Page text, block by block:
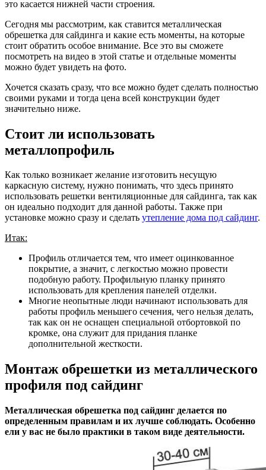
это касается нижней части строения.
Сегодня мы рассмотрим, как ставится металлическая
обрешетка для сайдинга и какие есть моменты, на которые
стоит обратить особое внимание. Все это вы сможете
посмотреть на видео в этой статье и отдельные моменты
можно будет увидеть на фото.
Хочется сказать сразу, что все можно будет сделать полностью
своими руками и тогда цена всей конструкции будет
значительно ниже.
Стоит ли использовать
металлопрофиль
Как только возникает желание изготовить несущую
каркасную систему, нужно понимать, что здесь принято
использовать решетки вентиляционные для сайдинга, так как
он идеально подходит для данной работы. Также при
установке можно сразу и сделать утепление дома под сайдинг.
Итак:
Профиль отличается тем, что имеет оцинкованное
покрытие, а значит, с легкостью можно провести
подобную работу. Профильную планку принято
использовать для крепления панелей отделки.
Многие неопытные люди начинают использовать для
работы профиль меньшего сечения, чего нельзя делать,
так как он не оснащен специальной отбортовкой по
кромке, она служит для придания планке
дополнительной жесткости.
Монтаж обрешетки из металлического
профиля под сайдинг
Металлическая обрешетка под сайдинг делается по
определенным правилам и их лучше соблюдать. Особенно
ели у вас не было практики в таком виде деятельности.